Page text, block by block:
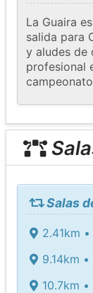
La Guaira
salida para
y aludes de
profesional
Salas
2.41km •
9.14km •
10.7km •